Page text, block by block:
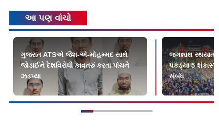
આ પણ વાંચો
ગુજરાત ATSએ જૈશ-એ-મોહમ્મદ સાથે
જોડાઈને દેશવિરોધી કાવતરું કરતા પાંચને
ઝડપ્યા
જગન્નાથ
પકડ્યા 5
સંબંધ